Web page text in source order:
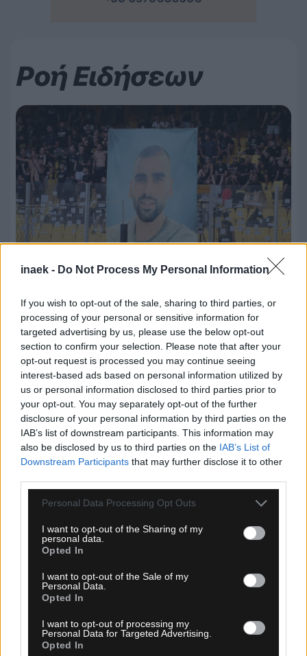
inaek - Do Not Process My Personal Information
If you wish to opt-out of the sale, sharing to third parties, or
processing of your personal or sensitive information for
targeted advertising by us, please use the below opt-out
section to confirm your selection. Please note that after your
opt-out request is processed you may continue seeing
interest-based ads based on personal information utilized by
us or personal information disclosed to third parties prior to
your opt-out. You may separately opt-out of the further
disclosure of your personal information by third parties on the
IAB’s list of downstream participants. This information may
also be disclosed by us to third parties on the IAB’s List of
Downstream Participants that may further disclose it to other
Please note that this website/app uses one or more Google
not limited to your visit or usage behaviour. You may click to
grant or deny consent to Google and its third-party tags to
use your data for below specified purposes in below Google
consent section.
Personal Data Processing Opt Outs
I want to opt-out of the Sharing of my
personal data.
Opted In
I want to opt-out of the Sale of my
Personal Data.
Opted In
I want to opt-out of processing my
Personal Data for Targeted Advertising.
Opted In
Ροή Ειδήσεων
ΚΑΕ ΑΕΚ: «Μιχάλης Κατσούρης ΠΑΝΤΑ, ΠΑΝΤΟΥ,
ΠΑΡΩΝ»
ΠΑΕ ΑΕΚ: «Ο Μιχάλης της ΑΕΚ θα είναι πάντα
εδώ»